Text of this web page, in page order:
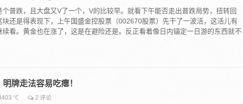
个普跌，且大盘又V了一个，V的比较早。就看下午能否走出普跌局势，扭转回
块还是得表现下，上午国盛金控股票（002670股票）先干了一波活，这活儿有
续看。黄金也在涨了，这是在避险还是。反正看着像日内锚定一日游的东西就不
牌走法容易吃瘪！
℃ 2 评论